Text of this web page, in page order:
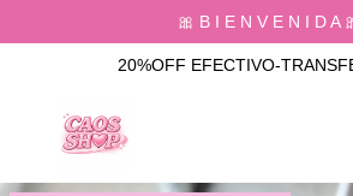
🎀 B I E N V E N I D A
20%OFF EFECTIVO-